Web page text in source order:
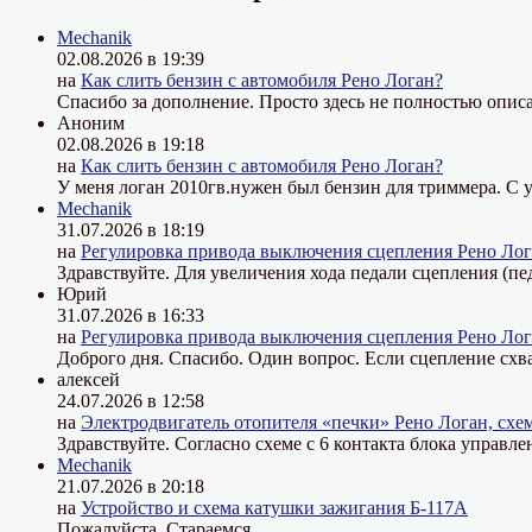
Mechanik
02.08.2026 в 19:39
на Как слить бензин с автомобиля Рено Логан?
Спасибо за дополнение. Просто здесь не полностью
Аноним
02.08.2026 в 19:18
на Как слить бензин с автомобиля Рено Логан?
У меня логан 2010гв.нужен был бензин для триммера. С
Mechanik
31.07.2026 в 18:19
на Регулировка привода выключения сцепления Рено
Здравствуйте. Для увеличения хода педали сцепления
Юрий
31.07.2026 в 16:33
на Регулировка привода выключения сцепления Рено
Доброго дня. Спасибо. Один вопрос. Если сцепление
алексей
24.07.2026 в 12:58
на Электродвигатель отопителя «печки» Рено Логан,
Здравствуйте. Согласно схеме с 6 контакта блока
Mechanik
21.07.2026 в 20:18
на Устройство и схема катушки зажигания Б-117А